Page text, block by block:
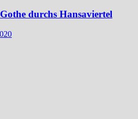
durchs Hansaviertel